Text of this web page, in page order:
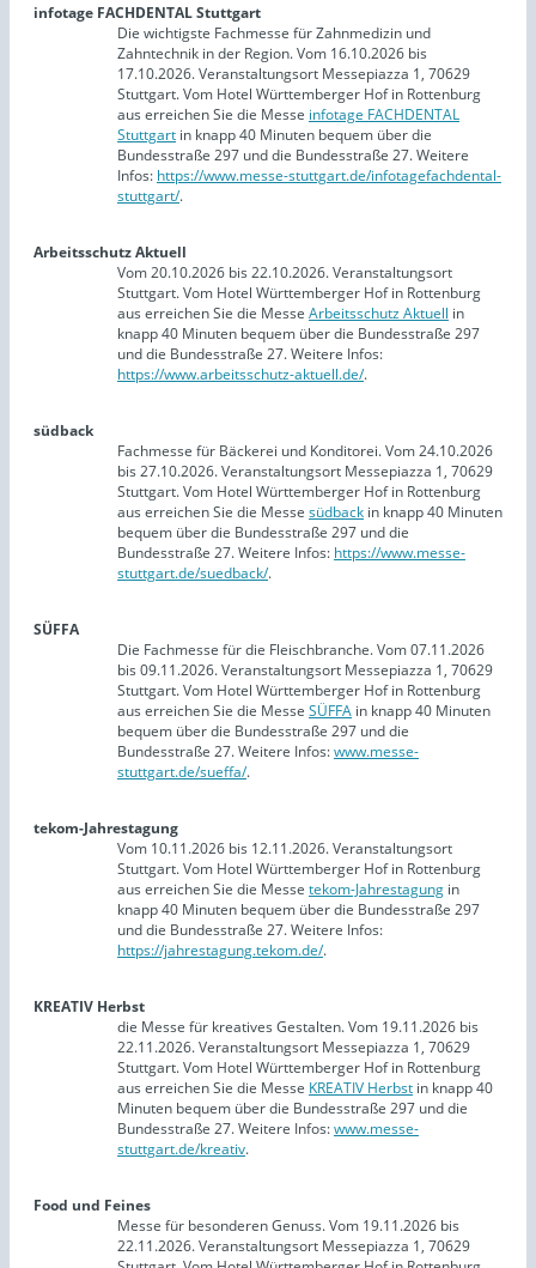
infotage FACHDENTAL Stuttgart
Die wichtigste Fachmesse für Zahnmedizin und
Zahntechnik in der Region. Vom 16.10.2026 bis
17.10.2026. Veranstaltungsort Messepiazza 1, 70629
Stuttgart. Vom Hotel Württemberger Hof in Rottenburg
aus erreichen Sie die Messe infotage FACHDENTAL
Stuttgart in knapp 40 Minuten bequem über die
Bundesstraße 297 und die Bundesstraße 27. Weitere
Infos: https://www.messe-stuttgart.de/infotagefachdental-
stuttgart/.
Arbeitsschutz Aktuell
Vom 20.10.2026 bis 22.10.2026. Veranstaltungsort
Stuttgart. Vom Hotel Württemberger Hof in Rottenburg
aus erreichen Sie die Messe Arbeitsschutz Aktuell in
knapp 40 Minuten bequem über die Bundesstraße 297
und die Bundesstraße 27. Weitere Infos:
https://www.arbeitsschutz-aktuell.de/.
südback
Fachmesse für Bäckerei und Konditorei. Vom 24.10.2026
bis 27.10.2026. Veranstaltungsort Messepiazza 1, 70629
Stuttgart. Vom Hotel Württemberger Hof in Rottenburg
aus erreichen Sie die Messe südback in knapp 40 Minuten
bequem über die Bundesstraße 297 und die
Bundesstraße 27. Weitere Infos: https://www.messe-
stuttgart.de/suedback/.
SÜFFA
Die Fachmesse für die Fleischbranche. Vom 07.11.2026
bis 09.11.2026. Veranstaltungsort Messepiazza 1, 70629
Stuttgart. Vom Hotel Württemberger Hof in Rottenburg
aus erreichen Sie die Messe SÜFFA in knapp 40 Minuten
bequem über die Bundesstraße 297 und die
Bundesstraße 27. Weitere Infos:www.messe-
stuttgart.de/sueffa/.
tekom-Jahrestagung
Vom 10.11.2026 bis 12.11.2026. Veranstaltungsort
Stuttgart. Vom Hotel Württemberger Hof in Rottenburg
aus erreichen Sie die Messe tekom-Jahrestagung in
knapp 40 Minuten bequem über die Bundesstraße 297
und die Bundesstraße 27. Weitere Infos:
https://jahrestagung.tekom.de/.
KREATIV Herbst
die Messe für kreatives Gestalten. Vom 19.11.2026 bis
22.11.2026. Veranstaltungsort Messepiazza 1, 70629
Stuttgart. Vom Hotel Württemberger Hof in Rottenburg
aus erreichen Sie die Messe KREATIV Herbst in knapp 40
Minuten bequem über die Bundesstraße 297 und die
Bundesstraße 27. Weitere Infos:www.messe-
stuttgart.de/kreativ.
Food und Feines
Messe für besonderen Genuss. Vom 19.11.2026 bis
22.11.2026. Veranstaltungsort Messepiazza 1, 70629